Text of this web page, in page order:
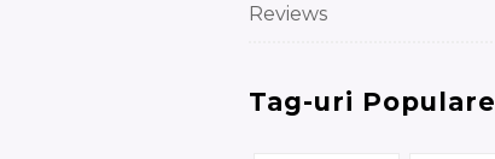
Reviews
Tag-uri Populare